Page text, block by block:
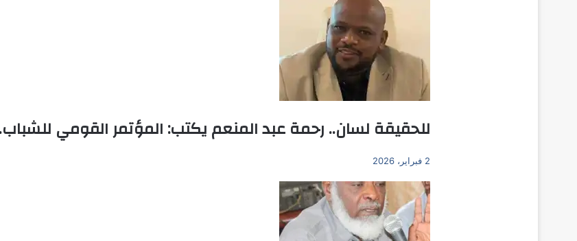
للحقيقة لسان.. رحمة عبد المنعم يكتب: المؤتمر القومي للشباب..
2 فبراير، 2026